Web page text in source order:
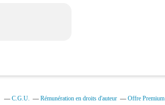
C.G.U. Rémunération en droits d'auteur Offre Premium